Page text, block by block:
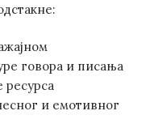
говора и писања
и емотивног